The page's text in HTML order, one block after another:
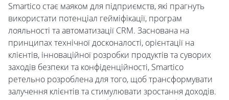
Smartico стає маяком для підприємств, які прагнуть
використати потенціал гейміфікації, програм
лояльності та автоматизації CRM. Заснована на
принципах технічної досконалості, орієнтації на
клієнтів, інноваційної розробки продуктів та суворих
заходів безпеки та конфіденційності, Smartico
ретельно розроблена для того, щоб трансформувати
залучення клієнтів та стимулювати зростання доходів.